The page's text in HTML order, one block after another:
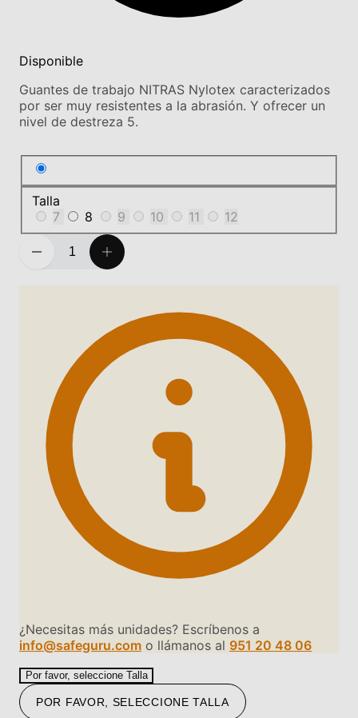
Disponible
Guantes de trabajo NITRAS Nylotex caracterizados
por ser muy resistentes a la abrasión. Y ofrecer un
nivel de destreza 5.
Talla
7
8 9 10 11 12
¿Necesitas más unidades? Escríbenos a
info@safeguru.com o llámanos al 951 20 48 06
Por favor, seleccione Talla
POR FAVOR, SELECCIONE TALLA